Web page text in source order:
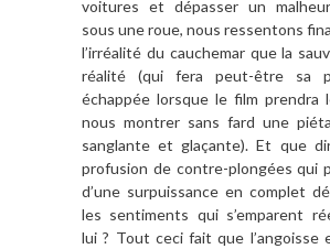
voitures et dépasser un
sous une roue, nous ressentons
l’irréalité du cauchemar que la
réalité (qui fera peut-être sa
échappée lorsque le film prendra
nous montrer sans fard une
sanglante et glaçante). Et que
profusion de contre-plongées qui
d’une surpuissance en complet
les sentiments qui s’emparent
lui ? Tout ceci fait que l’angoisse